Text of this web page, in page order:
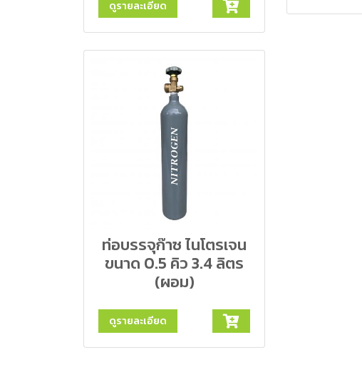
ดูรายละเอียด
ท่อบรรจุก๊าซ ไนโตรเจน
ขนาด 0.5 คิว 3.4 ลิตร
(ผอม)
ดูรายละเอียด